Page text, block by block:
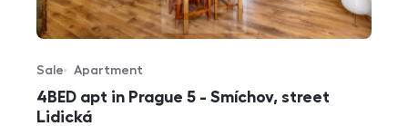
4BED apt in Prague 5 - Smíchov, street
Lidická
Offer type
Sale
Property type
Apartment